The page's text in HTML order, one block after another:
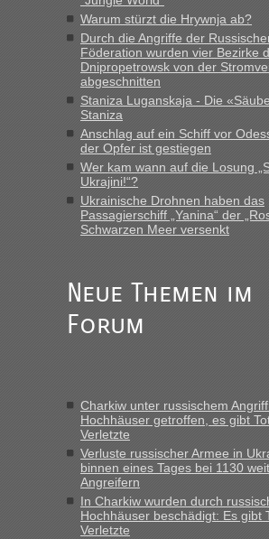
Warum stürzt die Hrywnja ab?
Durch die Angriffe der
Föderation wurden vier Bezirke
Dnipropetrowsk von der
abgeschnitten
Staniza Luganskaja - Die
Staniza
Anschlag auf ein Schiff vor
der Opfer ist gestiegen
Wer kam wann auf die Losung
Ukrajini!“?
Ukrainische Drohnen haben das
Passagierschiff „Yanina“ der
Schwarzen Meer versenkt
Neue Themen im
Forum
Charkiw unter russischem
Hochhäuser getroffen, es gibt
Verletzte
Verluste russischer Armee in
binnen eines Tages bei 1130
Angreifern
In Charkiw wurden durch
Hochhäuser beschädigt: Es gibt
Verletzte